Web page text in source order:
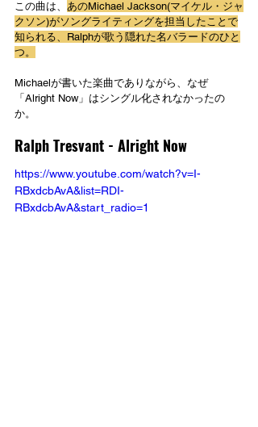
この曲は、 あのMichael Jackson(マイケル・ジャ
クソン)がソングライティングを担当したことで
知られる、Ralphが歌う隠れた名バラードのひと
つ。
Michaelが書いた楽曲でありながら、なぜ
「Alright Now」はシングル化されなかったの
か。
Ralph Tresvant - Alright Now
https://www.youtube.com/watch?v=I-
RBxdcbAvA&list=RDI-
RBxdcbAvA&start_radio=1